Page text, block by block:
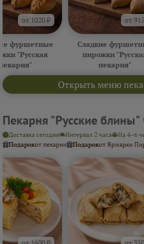
Открыть меню
от 1020 ₽
фуршетные
"Русская
от
Сладкие
пирожки
пекарня"
Пекарня "Русские блины"
Доставка сегодня Интервал 2 часа
На 4–6
Подарокот пекарни Подарокот Ярмарки